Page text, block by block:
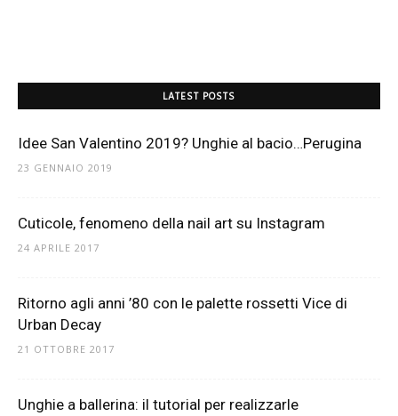
LATEST POSTS
Idee San Valentino 2019? Unghie al bacio…Perugina
23 GENNAIO 2019
Cuticole, fenomeno della nail art su Instagram
24 APRILE 2017
Ritorno agli anni ’80 con le palette rossetti Vice di
Urban Decay
21 OTTOBRE 2017
Unghie a ballerina: il tutorial per realizzarle